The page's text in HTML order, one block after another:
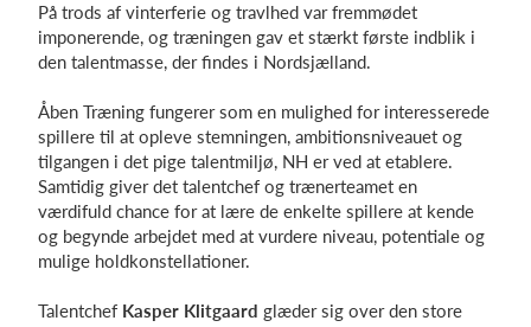
Log på
På trods af vinterferie og travlhed var fremmødet
imponerende, og træningen gav et stærkt første indblik i
den talentmasse, der findes i Nordsjælland.
Åben Træning fungerer som en mulighed for interesserede
spillere til at opleve stemningen, ambitionsniveauet og
tilgangen i det pige talentmiljø, NH er ved at etablere.
Samtidig giver det talentchef og trænerteamet en
værdifuld chance for at lære de enkelte spillere at kende
og begynde arbejdet med at vurdere niveau, potentiale og
mulige holdkonstellationer.
Talentchef Kasper Klitgaard glæder sig over den store